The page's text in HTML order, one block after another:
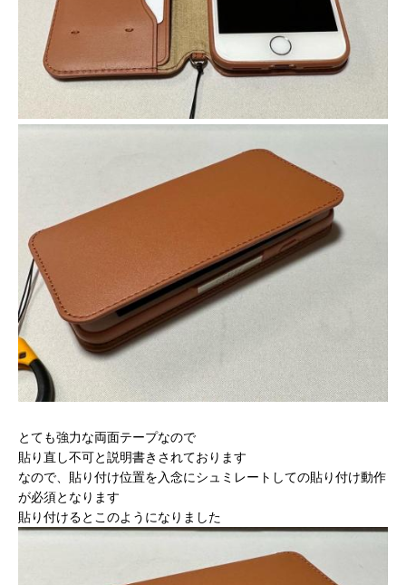
とても強力な両面テープなので
貼り直し不可と説明書きされております
なので、貼り付け位置を入念にシュミレートしての貼り付け動作
が必須となります
貼り付けるとこのようになりました